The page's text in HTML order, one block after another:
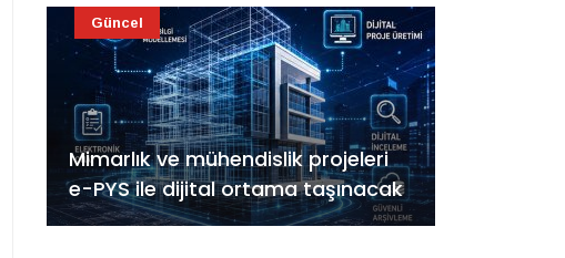
Mimarlık ve mühendislik projeleri
e-PYS ile dijital ortama taşınacak
Güncel